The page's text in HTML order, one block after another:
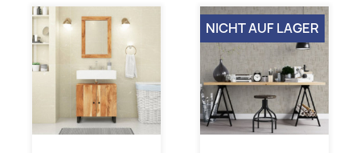
NICHT AUF LAGER